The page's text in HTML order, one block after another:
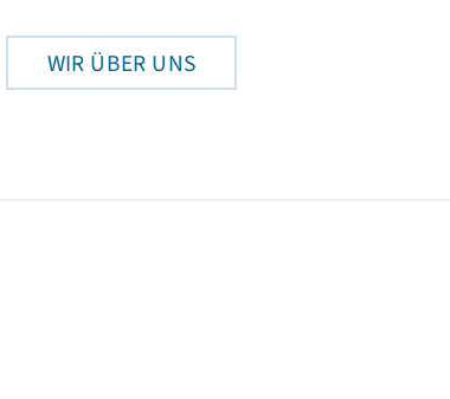
WIR ÜBER UNS